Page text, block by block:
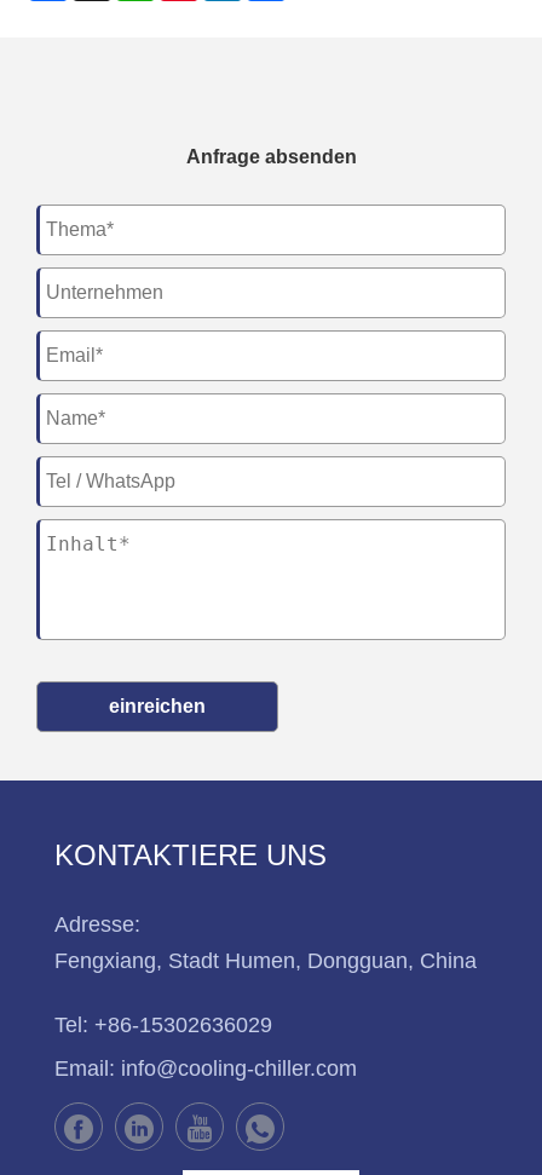
Anfrage absenden
einreichen
KONTAKTIERE UNS
Adresse:
Fengxiang, Stadt Humen, Dongguan, China
Tel: +86-15302636029
Email: info@cooling-chiller.com